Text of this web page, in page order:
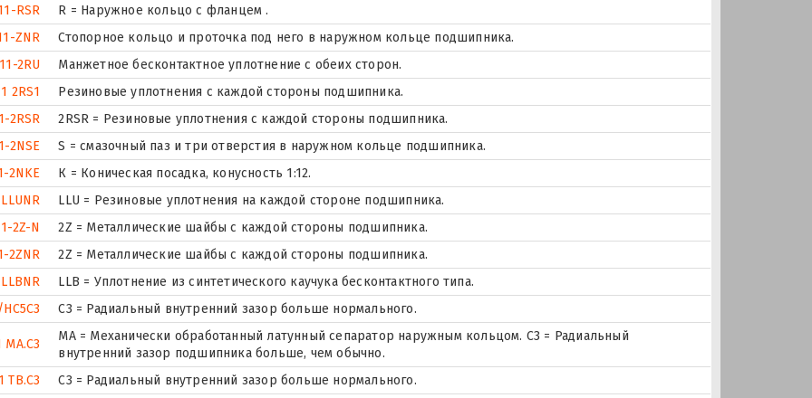
RSR
R = Наружное кольцо с фланцем .
ZNR
Стопорное кольцо и проточка под него в наружном кольце подшипника.
2RU
Манжетное бесконтактное уплотнение с обеих сторон.
2RS1
Резиновые уплотнения с каждой стороны подшипника.
2RSR
2RSR = Резиновые уплотнения с каждой стороны подшипника.
2NSE
S = смазочный паз и три отверстия в наружном кольце подшипника.
2NKE
К = Коническая посадка, конусность 1:12.
LLU = Резиновые уплотнения на каждой стороне подшипника.
2Z-N
2Z = Металлические шайбы с каждой стороны подшипника.
2ZNR
2Z = Металлические шайбы с каждой стороны подшипника.
LLB = Уплотнение из синтетического каучука бесконтактного типа.
C3 = Радиальный внутренний зазор больше нормального.
MA.C3
MA = Механически обработанный латунный сепаратор наружным кольцом. C3 = Радиальный
внутренний зазор подшипника больше, чем обычно.
TB.C3
C3 = Радиальный внутренний зазор больше нормального.